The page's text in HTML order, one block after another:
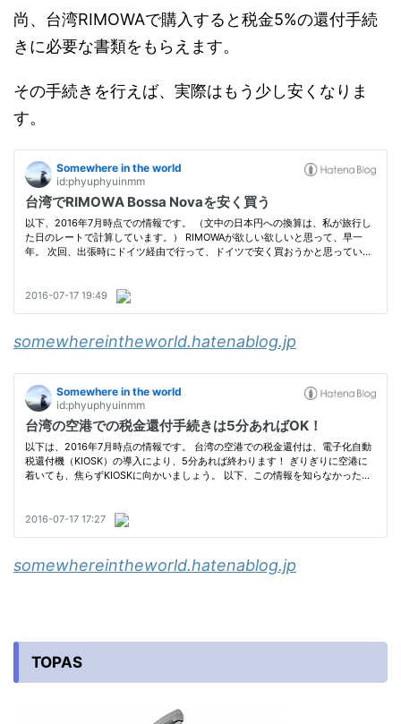
尚、台湾RIMOWAで購入すると税金5%の還付手続
きに必要な書類をもらえます。
その手続きを行えば、実際はもう少し安くなりま
す。
somewhereintheworld.hatenablog.jp
somewhereintheworld.hatenablog.jp
TOPAS